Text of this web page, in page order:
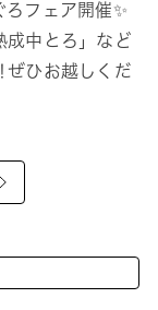
フェア開催✨
成中とろ」など
ぜひお越しくだ